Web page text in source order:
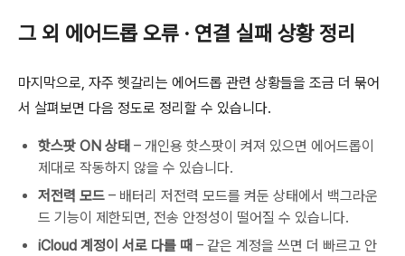
그 외 에어드롭 오류 · 연결 실패 상황 정리
마지막으로, 자주 헷갈리는 에어드롭 관련 상황들을 조금 더 묶어
서 살펴보면 다음 정도로 정리할 수 있습니다.
핫스팟 ON 상태 – 개인용 핫스팟이 켜져 있으면 에어드롭이
제대로 작동하지 않을 수 있습니다.
저전력 모드 – 배터리 저전력 모드를 켜둔 상태에서 백그라운
드 기능이 제한되면, 전송 안정성이 떨어질 수 있습니다.
iCloud 계정이 서로 다를 때 – 같은 계정을 쓰면 더 빠르고 안